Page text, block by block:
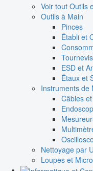
Voir tout Outils
Outils à Main
Pinces
Établi et
ESD et
Étaux et
Instruments de
Câbles
Nettoyage par
Loupes et